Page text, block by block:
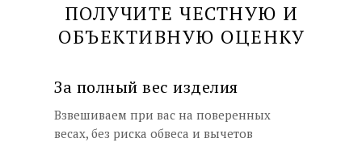
За полный вес изделия
ПОЛУЧИТЕ ЧЕСТНУЮ И
ОБЪЕКТИВНУЮ ОЦЕНКУ
Взвешиваем при вас на поверенных
весах, без риска обвеса и вычетов